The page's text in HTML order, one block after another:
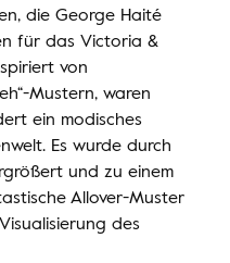
die George Haité
für das Victoria &
von
Mustern, waren
ein modisches
Es wurde durch
und zu einem
Allover-Muster
des